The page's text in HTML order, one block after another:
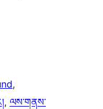
, ལས་གནས་